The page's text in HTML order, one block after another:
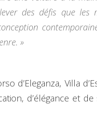
des défis que les
»
d’Eleganza, Villa
d’élégance et de